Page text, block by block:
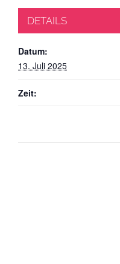
DETAILS
Datum:
13. Juli 2025
Zeit: